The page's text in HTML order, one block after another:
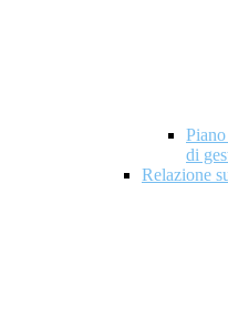
di
Relazione